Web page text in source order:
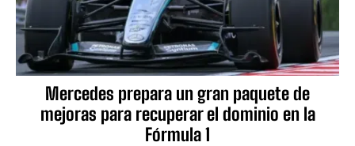
Mercedes prepara un gran paquete de
mejoras para recuperar el dominio en la
Fórmula 1